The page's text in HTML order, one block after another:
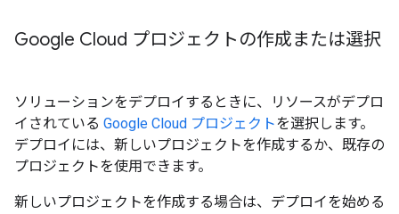
Google Cloud プロジェクトの作成または選択
ソリューションをデプロイするときに、リソースがデプロ
イされている Google Cloud プロジェクトを選択します。
デプロイには、新しいプロジェクトを作成するか、既存の
プロジェクトを使用できます。
新しいプロジェクトを作成する場合は、デプロイを始める